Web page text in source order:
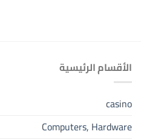
الأقسام الرئيسية
casino
Computers, Hardware